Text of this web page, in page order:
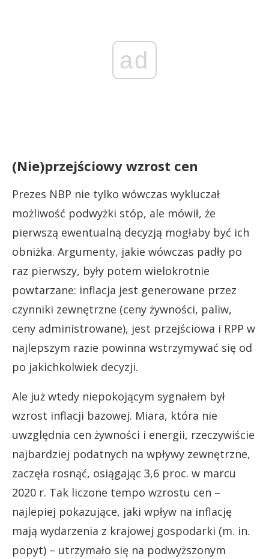
ad
(Nie)przejściowy wzrost cen
Prezes NBP nie tylko wówczas wykluczał
możliwość podwyżki stóp, ale mówił, że
pierwszą ewentualną decyzją mogłaby być ich
obniżka. Argumenty, jakie wówczas padły po
raz pierwszy, były potem wielokrotnie
powtarzane: inflacja jest generowane przez
czynniki zewnętrzne (ceny żywności, paliw,
ceny administrowane), jest przejściowa i RPP w
najlepszym razie powinna wstrzymywać się od
po jakichkolwiek decyzji.
Ale już wtedy niepokojącym sygnałem był
wzrost inflacji bazowej. Miara, która nie
uwzględnia cen żywności i energii, rzeczywiście
najbardziej podatnych na wpływy zewnętrzne,
zaczęła rosnąć, osiągając 3,6 proc. w marcu
2020 r. Tak liczone tempo wzrostu cen –
najlepiej pokazujące, jaki wpływ na inflację
mają wydarzenia z krajowej gospodarki (m. in.
popyt) – utrzymało się na podwyższonym